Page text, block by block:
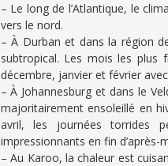
– Le long de l’Atlantique, le
vers le nord.
– À Durban et dans la région
subtropical. Les mois les
décembre, janvier et février
– À Johannesburg et dans le
majoritairement ensoleillé en
avril, les journées torrides
impressionnants en fin d’après-
– Au Karoo, la chaleur est